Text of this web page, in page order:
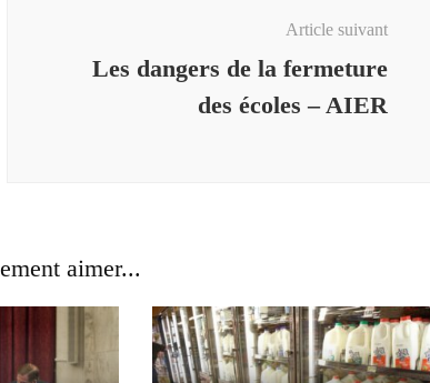
Article suivant
Les dangers de la fermeture
des écoles – AIER
aimer...